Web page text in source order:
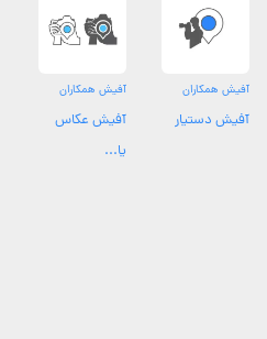
آفیش همکاران
آفیش دستیار
آفیش همکاران
آفیش عکاس
یا...